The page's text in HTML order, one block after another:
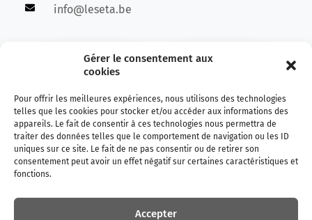
Gérer le consentement aux
cookies
Pour offrir les meilleures expériences, nous utilisons des technologies
telles que les cookies pour stocker et/ou accéder aux informations des
appareils. Le fait de consentir à ces technologies nous permettra de
traiter des données telles que le comportement de navigation ou les ID
uniques sur ce site. Le fait de ne pas consentir ou de retirer son
consentement peut avoir un effet négatif sur certaines caractéristiques et
fonctions.
Accepter
info@leseta.be
Avec le soutien de :